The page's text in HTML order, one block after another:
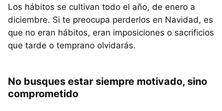
Los hábitos se cultivan todo el año, de enero a
diciembre. Si te preocupa perderlos en Navidad, es
que no eran hábitos, eran imposiciones o sacrificios
que tarde o temprano olvidarás.
No busques estar siempre motivado, sino
comprometido